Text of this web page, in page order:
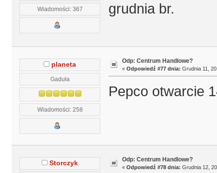
Wiadomości: 367
grudnia br.
planeta
Gaduła
Wiadomości: 258
Odp: Centrum Handlowe?
« Odpowiedź #77 dnia: Grudnia 11,
Pepco otwarcie
Storczyk Odp: Centrum Handlowe?
« Odpowiedź #78 dnia: Grudnia 12,